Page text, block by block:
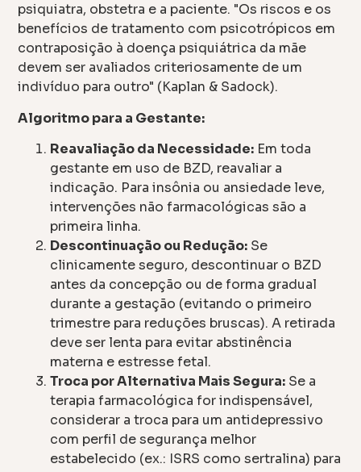
psiquiatra, obstetra e a paciente. "Os riscos e os
benefícios de tratamento com psicotrópicos em
contraposição à doença psiquiátrica da mãe
devem ser avaliados criteriosamente de um
indivíduo para outro" (Kaplan & Sadock).
Algoritmo para a Gestante:
Reavaliação da Necessidade: Em toda
gestante em uso de BZD, reavaliar a
indicação. Para insônia ou ansiedade leve,
intervenções não farmacológicas são a
primeira linha.
Descontinuação ou Redução: Se
clinicamente seguro, descontinuar o BZD
antes da concepção ou de forma gradual
durante a gestação (evitando o primeiro
trimestre para reduções bruscas). A retirada
deve ser lenta para evitar abstinência
materna e estresse fetal.
Troca por Alternativa Mais Segura: Se a
terapia farmacológica for indispensável,
considerar a troca para um antidepressivo
com perfil de segurança melhor
estabelecido (ex.: ISRS como sertralina) para